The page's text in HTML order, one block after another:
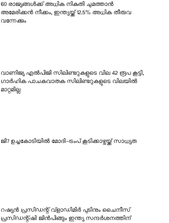
60 രാജ്യങ്ങൾക്ക് അധിക നികുതി ചുമത്താൻ
അമേരിക്കൻ നീക്കം, ഇന്ത്യയ്ക്ക് 12.5% അധിക തീരുവ
വന്നേക്കും
വാണിജ്യ എൽപിജി സിലിണ്ടറുകളുടെ വില 42 രൂപ കൂട്ടി,
ഗാർഹിക പാചകവാതക സിലിണ്ടറുകളുടെ വിലയിൽ
മാറ്റമില്ല
ജി7 ഉച്ചകോടിയിൽ മോദി-ട്രംപ് കൂടിക്കാഴ്ചയ്ക്ക് സാധ്യത
റഷ്യൻ പ്രസിഡന്റ് വ്‌ളാഡിമിർ പുടിനും ചൈനീസ്
പ്രസിഡന്റ്ഷി ജിൻപിങ്ങും ഇന്ത്യ സന്ദർശനത്തിന്